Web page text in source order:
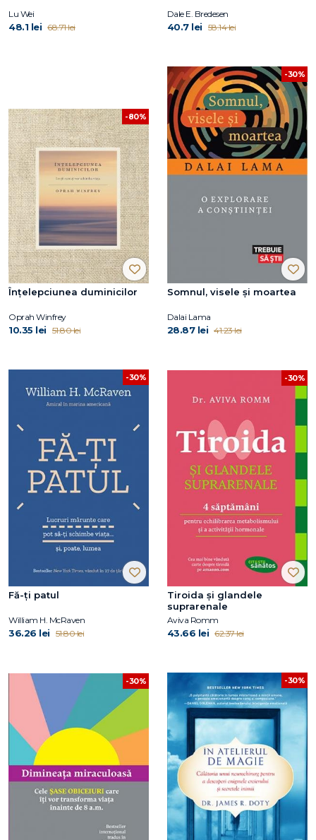
Lu Wei
48.1 lei 68.71 lei
Dale E. Bredesen
40.7 lei 58.14 lei
-80%
Înțelepciunea duminicilor
Oprah Winfrey
10.35 lei 51.80 lei
-30%
Somnul, visele și moartea
Dalai Lama
28.87 lei 41.23 lei
-30%
Fă-ți patul
William H. McRaven
36.26 lei 51.80 lei
-30%
Tiroida și glandele
suprarenale
Aviva Romm
43.66 lei 62.37 lei
-30% -30%